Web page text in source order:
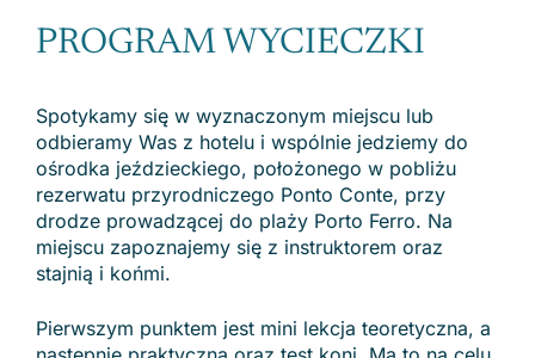
PROGRAM WYCIECZKI
Spotykamy się w wyznaczonym miejscu lub
odbieramy Was z hotelu i wspólnie jedziemy do
ośrodka jeździeckiego, położonego w pobliżu
rezerwatu przyrodniczego Ponto Conte, przy
drodze prowadzącej do plaży Porto Ferro. Na
miejscu zapoznajemy się z instruktorem oraz
stajnią i końmi.
Pierwszym punktem jest mini lekcja teoretyczna, a